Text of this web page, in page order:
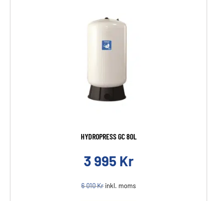
HYDROPRESS GC 80L
3 995 Kr
6 010Kr inkl. moms